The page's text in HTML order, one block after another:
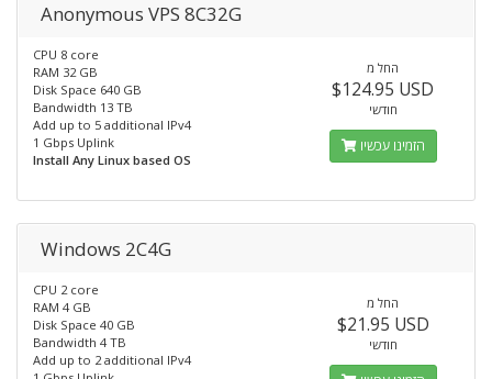
Anonymous VPS 8C32G
CPU 8 core
RAM 32 GB
Disk Space 640 GB
Bandwidth 13 TB
Add up to 5 additional IPv4
1 Gbps Uplink
Install Any Linux based OS
החל מ
$124.95 USD
חודשי
הזמינו עכשיו
Windows 2C4G
CPU 2 core
RAM 4 GB
Disk Space 40 GB
Bandwidth 4 TB
Add up to 2 additional IPv4
החל מ
$21.95 USD
חודשי